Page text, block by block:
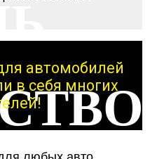
автомобилей
в себя многих